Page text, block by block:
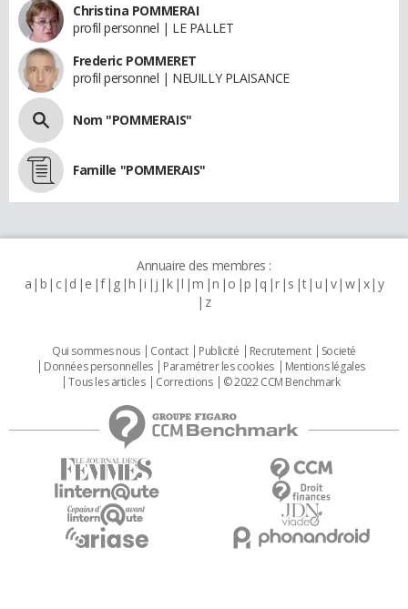
Christina POMMERAI
profil personnel | LE PALLET
Frederic POMMERET
profil personnel | NEUILLY PLAISANCE
Nom "POMMERAIS"
Famille "POMMERAIS"
Annuaire des membres :
a b c d e f g h i j k l m n o p q r s t u v w x y
z
Qui sommes nous Contact Publicité Recrutement
Societé
Données personnelles
Paramétrer les cookies
Mentions légales
Tous les articles
Corrections © 2022 CCM Benchmark